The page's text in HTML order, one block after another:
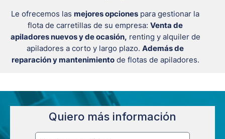
Le ofrecemos las mejores opciones para gestionar la
flota de carretillas de su empresa:Venta de
apiladores nuevos y de ocasión, renting y alquiler de
apiladores a corto y largo plazo.Además de
reparación y mantenimientode flotas de apiladores.
Quiero más información